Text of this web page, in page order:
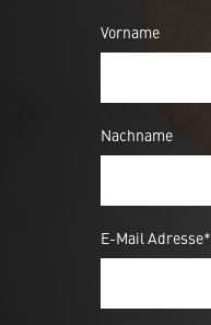
Vorname
Nachname
E-Mail Adresse*